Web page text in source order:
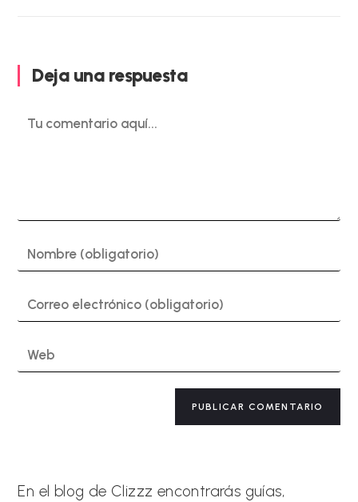
Deja una respuesta
Comentario
nombre
nombre
de
para
dirección
correo
electrónico
URL
a
En el blog de Clizzz encontrarás guías,